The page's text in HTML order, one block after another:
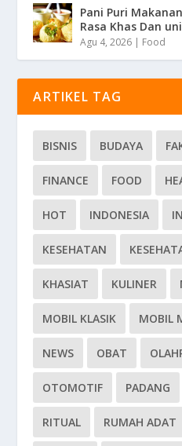
Pani Puri
Rasa Khas Dan
Agu 4, 2026 | Food
ARTIKEL TAG
BISNIS BUDAYA
FINANCE FOOD
HOT INDONESIA
KESEHATAN
KHASIAT KULINER
MOBIL KLASIK MOBIL
NEWS OBAT
OTOMOTIF PADANG
RITUAL RUMAH ADAT